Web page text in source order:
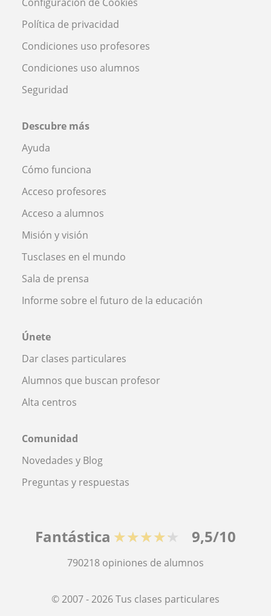
Política de privacidad
Condiciones uso profesores
Condiciones uso alumnos
Seguridad
Descubre más
Ayuda
Cómo funciona
Acceso profesores
Acceso a alumnos
Misión y visión
Tusclases en el mundo
Sala de prensa
Informe sobre el futuro de la educación
Únete
Dar clases particulares
Alumnos que buscan profesor
Alta centros
Comunidad
Novedades y Blog
Preguntas y respuestas
Fantástica ★★★★★ 9,5/10
790218 opiniones de alumnos
© 2007 - 2026 Tus clases particulares